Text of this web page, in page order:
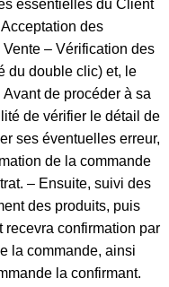
essentielles du Client
des
– Vérification des
du double clic) et, le
de procéder à sa
de vérifier le détail de
ses éventuelles erreur,
de la commande
– Ensuite, suivi des
des produits, puis
recevra confirmation par
la commande, ainsi
la confirmant.